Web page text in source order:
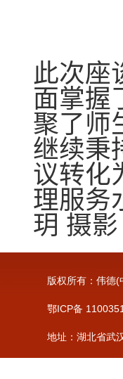
此次座
面掌握
聚了师
继续秉
议转化
理服务
玥 摄
版权所有：伟
鄂ICP备
地址：湖北省武